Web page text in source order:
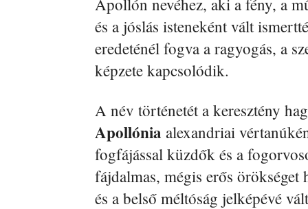
Apollón nevéhez, aki a fény, a
és a jóslás isteneként vált
eredeténél fogva a ragyogás, a
képzete kapcsolódik.
A név történetét a keresztény
Apollónia alexandriai
fogfájással küzdők és a
fájdalmas, mégis erős örökséget
és a belső méltóság jelképévé